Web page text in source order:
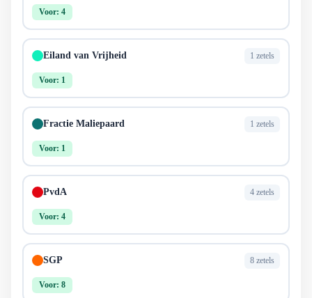
Voor: 4
Eiland van Vrijheid 1 zetels
Voor: 1
Fractie Maliepaard 1 zetels
Voor: 1
PvdA 4 zetels
Voor: 4
SGP 8 zetels
Voor: 8